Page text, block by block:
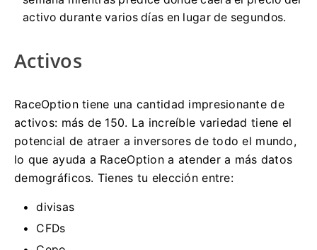
activo durante varios días en lugar de segundos.
Activos
RaceOption tiene una cantidad impresionante de
activos: más de 150. La increíble variedad tiene el
potencial de atraer a inversores de todo el mundo,
lo que ayuda a RaceOption a atender a más datos
demográficos. Tienes tu elección entre:
divisas
CFDs